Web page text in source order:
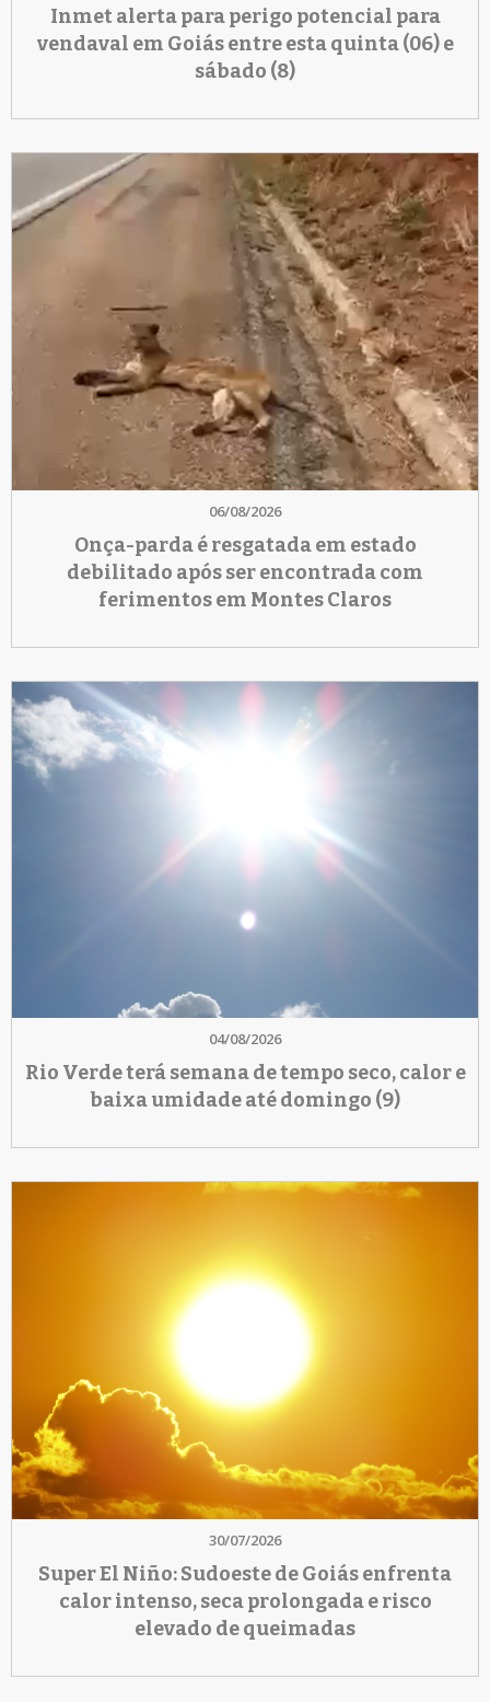
Inmet alerta para perigo potencial para
vendaval em Goiás entre esta quinta (06) e
sábado (8)
06/08/2026
Onça-parda é resgatada em estado
debilitado após ser encontrada com
ferimentos em Montes Claros
04/08/2026
Rio Verde terá semana de tempo seco, calor e
baixa umidade até domingo (9)
30/07/2026
Super El Niño: Sudoeste de Goiás enfrenta
calor intenso, seca prolongada e risco
elevado de queimadas